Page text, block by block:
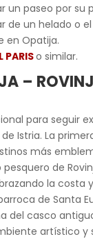
un paseo por su
de un helado o
en Opatija.
PARISo similar.
–
para seguir
Istria. La
más
de
la costa
de Santa
del casco
artístico y